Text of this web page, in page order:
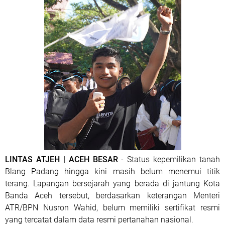
LINTAS ATJEH | ACEH BESAR- Status kepemilikan tanah
Blang Padang hingga kini masih belum menemui titik
terang. Lapangan bersejarah yang berada di jantung Kota
Banda Aceh tersebut, berdasarkan keterangan Menteri
ATR/BPN Nusron Wahid, belum memiliki sertifikat resmi
yang tercatat dalam data resmi pertanahan nasional.